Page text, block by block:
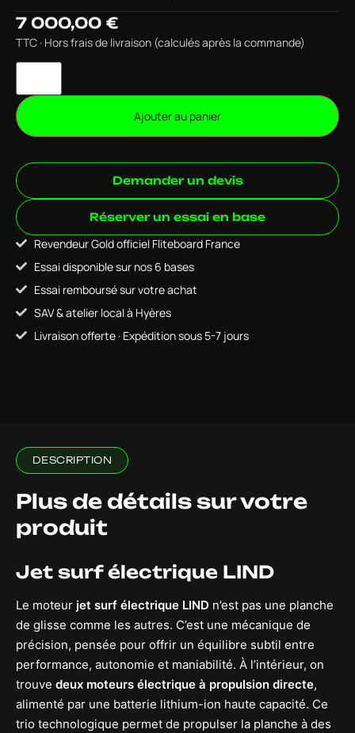
7 000,00 €
TTC · Hors frais de livraison (calculés après la commande)
Ajouter au panier
Demander un devis
Réserver un essai en base
Revendeur Gold officiel Fliteboard France
Essai disponible sur nos 6 bases
Essai remboursé sur votre achat
SAV & atelier local à Hyères
Livraison offerte · Expédition sous 5-7 jours
DESCRIPTION
Plus de détails sur votre
produit
Jet surf électrique LIND
Le moteur jet surf électrique LIND n’est pas une planche
de glisse comme les autres. C’est une mécanique de
précision, pensée pour offrir un équilibre subtil entre
performance, autonomie et maniabilité. À l’intérieur, on
trouve deux moteurs électrique à propulsion directe,
alimenté par une batterie lithium-ion haute capacité. Ce
trio technologique permet de propulser la planche à des